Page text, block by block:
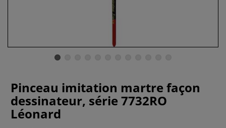
Pinceau imitation martre façon
dessinateur, série 7732RO
Léonard